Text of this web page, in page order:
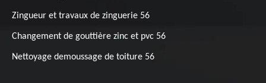
Zingueur et travaux de zinguerie 56
Changement de gouttière zinc et pvc 56
Nettoyage demoussage de toiture 56